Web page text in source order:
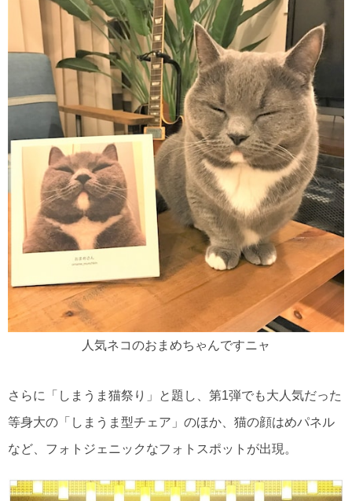
人気ネコのおまめちゃんですニャ
さらに「しまうま猫祭り」と題し、第1弾でも大人気だった
等身大の「しまうま型チェア」のほか、猫の顔はめパネル
など、フォトジェニックなフォトスポットが出現。